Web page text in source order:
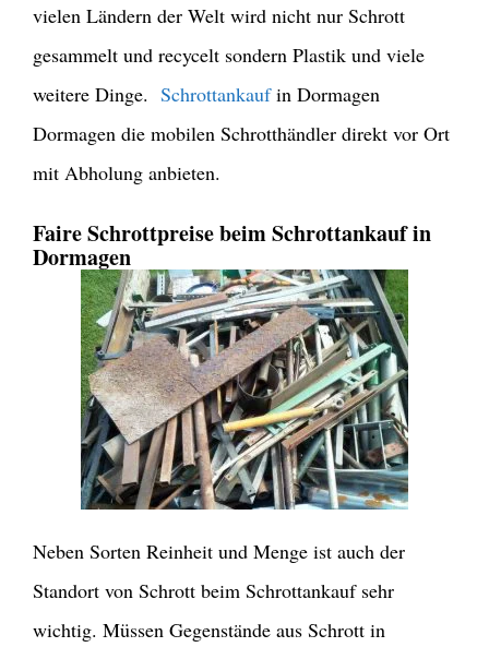
vielen Ländern der Welt wird nicht nur Schrott
gesammelt und recycelt sondern Plastik und viele
weitere Dinge. Schrottankaufin Dormagen
Dormagen die mobilen Schrotthändler direkt vor Ort
mit Abholung anbieten.
Faire Schrottpreise beim Schrottankauf in
Dormagen
Neben Sorten Reinheit und Menge ist auch der
Standort von Schrott beim Schrottankauf sehr
wichtig. Müssen Gegenstände aus Schrott in